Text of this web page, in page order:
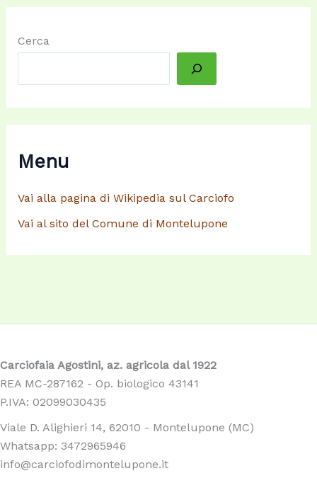
Cerca
Menu
Vai alla pagina di Wikipedia sul Carciofo
Vai al sito del Comune di Montelupone
Carciofaia Agostini, az. agricola dal 1922
REA MC-287162 - Op. biologico 43141
P.IVA: 02099030435
Viale D. Alighieri 14, 62010 - Montelupone (MC)
Whatsapp: 3472965946
info@carciofodimontelupone.it